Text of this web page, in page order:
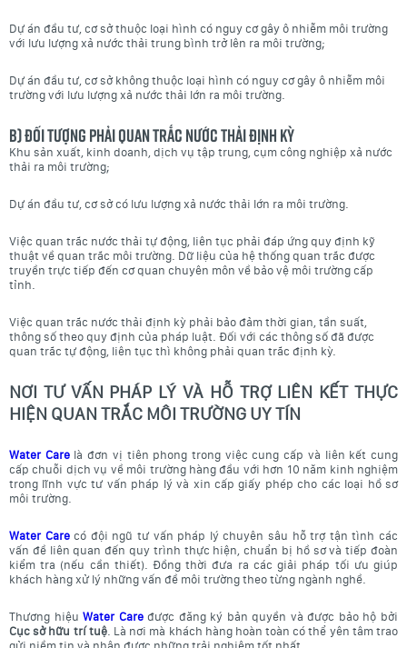
Dự án đầu tư, cơ sở thuộc loại hình có nguy cơ gây ô nhiễm môi trường
với lưu lượng xả nước thải trung bình trở lên ra môi trường;
Dự án đầu tư, cơ sở không thuộc loại hình có nguy cơ gây ô nhiễm môi
trường với lưu lượng xả nước thải lớn ra môi trường.
b) Đối tượng phải quan trắc nước thải định kỳ
Khu sản xuất, kinh doanh, dịch vụ tập trung, cụm công nghiệp xả nước
thải ra môi trường;
Dự án đầu tư, cơ sở có lưu lượng xả nước thải lớn ra môi trường.
Việc quan trắc nước thải tự động, liên tục phải đáp ứng quy định kỹ
thuật về quan trắc môi trường. Dữ liệu của hệ thống quan trắc được
truyền trực tiếp đến cơ quan chuyên môn về bảo vệ môi trường cấp
tỉnh.
Việc quan trắc nước thải định kỳ phải bảo đảm thời gian, tần suất,
thông số theo quy định của pháp luật. Đối với các thông số đã được
quan trắc tự động, liên tục thì không phải quan trắc định kỳ.
NƠI TƯ VẤN PHÁP LÝ VÀ HỖ TRỢ LIÊN KẾT THỰC
HIỆN QUAN TRẮC MÔI TRƯỜNG UY TÍN
Water Carelà đơn vị tiên phong trong việc cung cấp và liên kết cung
cấp chuỗi dịch vụ về môi trường hàng đầu với hơn 10 năm kinh nghiệm
trong lĩnh vực tư vấn pháp lý và xin cấp giấy phép cho các loại hồ sơ
môi trường.
Water Care có đội ngũ tư vấn pháp lý chuyên sâu hỗ trợ tận tình các
vấn đề liên quan đến quy trình thực hiện, chuẩn bị hồ sơ và tiếp đoàn
kiểm tra (nếu cần thiết). Đồng thời đưa ra các giải pháp tối ưu giúp
khách hàng xử lý những vấn đề môi trường theo từng ngành nghề.
Thương hiệuWater Caređược đăng ký bản quyền và được bảo hộ bởi
Cục sở hữu trí tuệ. Là nơi mà khách hàng hoàn toàn có thể yên tâm trao